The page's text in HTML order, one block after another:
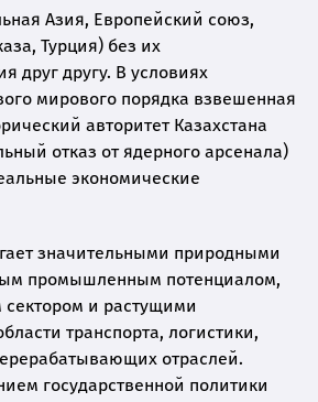
Азия, Европейский союз,
Турция) без их
друг другу. В условиях
мирового порядка взвешенная
авторитет Казахстана
отказ от ядерного арсенала)
экономические
значительными природными
промышленным потенциалом,
и растущими
транспорта, логистики,
отраслей.
государственной политики